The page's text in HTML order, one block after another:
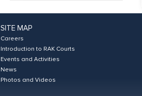
SITE MAP
Careers
Introduction to RAK Courts
Events and Activities
News
Photos and Videos